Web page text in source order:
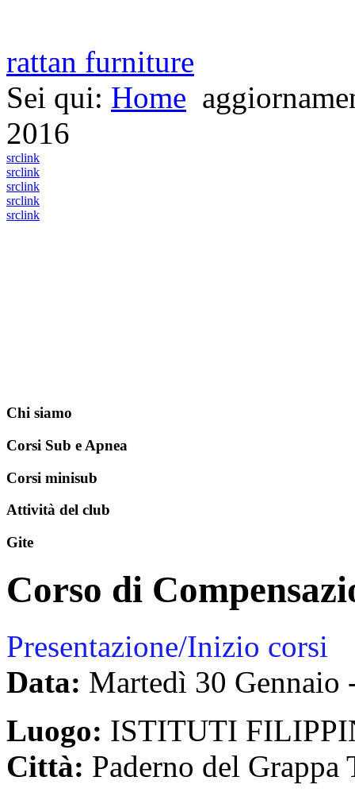
rattan furniture
Sei qui: Home
2016
srclink
srclink
srclink
srclink
srclink
Chi siamo
Corsi Sub e Apnea
Corsi minisub
Attività del club
Gite
Corso di
Presentazione/Inizio corsi
Data: Martedì 30 Gennaio
Luogo: ISTITUTI
Città: Paderno del